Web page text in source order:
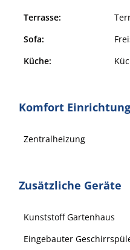
Terrasse:
Sofa:
Küche:
Komfort Einrichtung
Zentralheizung
Zusätzliche Geräte
Kunststoff Gartenhaus
Eingebauter